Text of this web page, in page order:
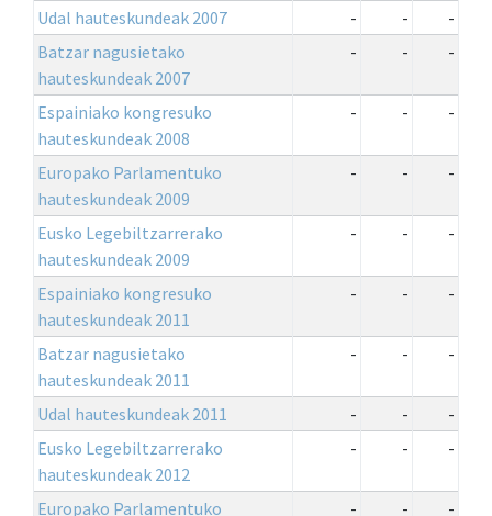
Udal hauteskundeak 2007 - -
-
Batzar nagusietako
hauteskundeak 2007
- - -
Espainiako kongresuko
hauteskundeak 2008
- - -
Europako Parlamentuko
hauteskundeak 2009
- - -
Eusko Legebiltzarrerako
hauteskundeak 2009
- - -
Espainiako kongresuko
hauteskundeak 2011
- - -
Batzar nagusietako
hauteskundeak 2011
- - -
Udal hauteskundeak 2011 - -
-
Eusko Legebiltzarrerako
hauteskundeak 2012
- - -
Europako Parlamentuko
- - -